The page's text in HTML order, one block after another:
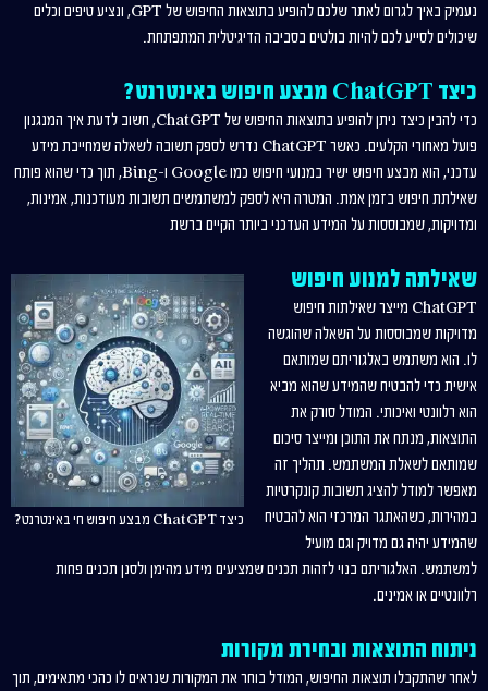
נעמיק באיך לגרום לאתר שלכם להופיע בתוצאות החיפוש של GPT, ונציע טיפים וכלים
שיכולים לסייע לכם להיות בולטים בסביבה הדיגיטלית המתפתחת.
כיצד ChatGPT מבצע חיפוש באינטרנט?
כדי להבין כיצד ניתן להופיע בתוצאות החיפוש של ChatGPT, חשוב לדעת איך המנגנון
פועל מאחורי הקלעים. כאשר ChatGPT נדרש לספק תשובה לשאלה שמחייבת מידע
עדכני, הוא מבצע חיפוש ישיר במנועי חיפוש כמו Google ו-Bing, תוך כדי שהוא פותח
שאילתת חיפוש בזמן אמת. המטרה היא לספק למשתמשים תשובות מעודכנות, אמינות,
ומדויקות, שמבוססות על המידע העדכני ביותר הקיים ברשת
כיצד ChatGPT מבצע חיפוש חי באינטרנט?
שאילתה למנוע חיפוש
ChatGPT מייצר שאילתות חיפוש
מדויקות שמבוססות על השאלה שהוגשה
לו. הוא משתמש באלגוריתם שמותאם
אישית כדי להבטיח שהמידע שהוא מביא
הוא רלוונטי ואיכותי. המודל סורק את
התוצאות, מנתח את התוכן ומייצר סיכום
שמותאם לשאלת המשתמש. תהליך זה
מאפשר למודל להציג תשובות קונקרטיות
במהירות, כשהאתגר המרכזי הוא להבטיח
שהמידע יהיה גם מדויק וגם מועיל
למשתמש. האלגוריתם בנוי לזהות תכנים שמציעים מידע מהימן ולסנן תכנים פחות
רלוונטיים או אמינים.
ניתוח התוצאות ובחירת מקורות
לאחר שהתקבלו תוצאות החיפוש, המודל בוחר את המקורות שנראים לו כהכי מתאימים, תוך